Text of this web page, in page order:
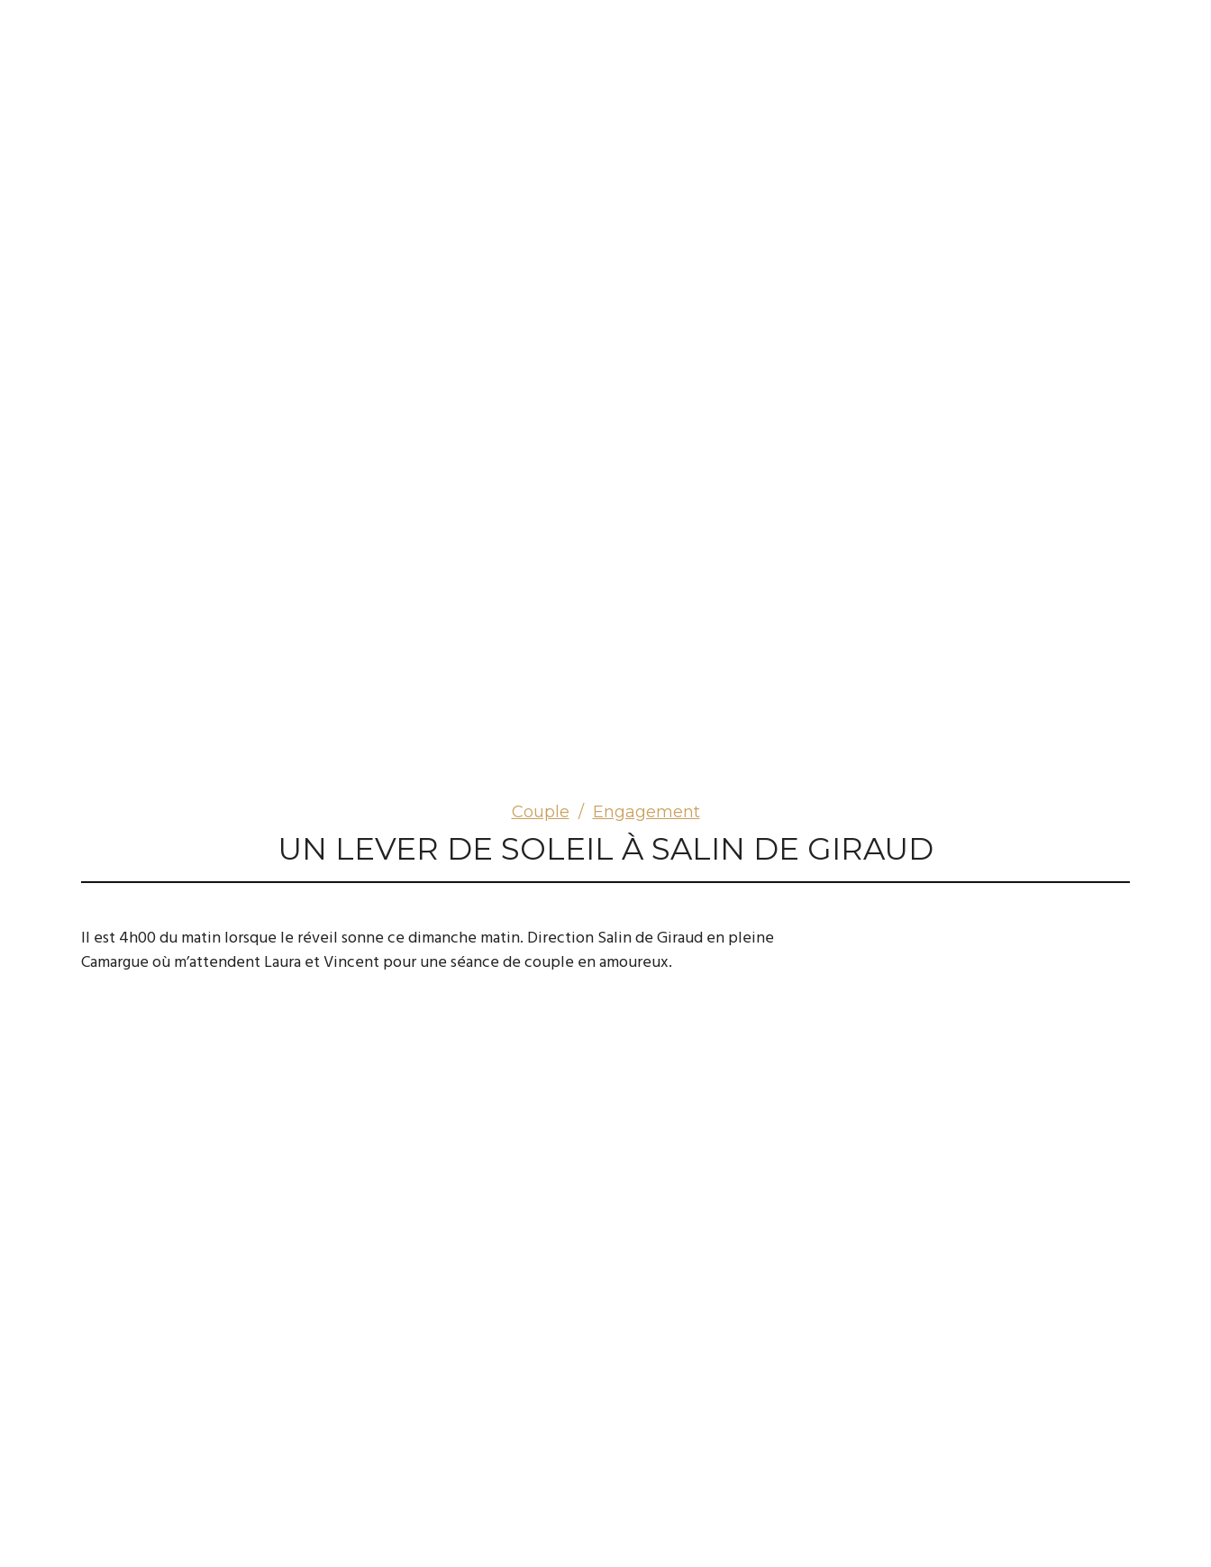
Couple / Engagement
UN LEVER DE SOLEIL À SALIN DE GIRAUD
Il est 4h00 du matin lorsque le réveil sonne ce dimanche matin. Direction Salin de Giraud en pleine
Camargue où m’attendent Laura et Vincent pour une séance de couple en amoureux.